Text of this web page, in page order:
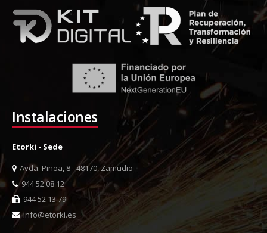
Instalaciones
Etorki - Sede
Avda. Pinoa, 8 - 48170, Zamudio
944 52 08 12
944 52 13 79
info@etorki.es